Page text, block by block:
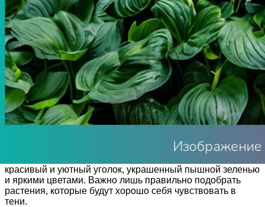
Тенистый сад — это не повод для грусти. Даже в
красивый и уютный уголок, украшенный пышной зеленью
и яркими цветами. Важно лишь правильно подобрать
растения, которые будут хорошо себя чувствовать в
тени.